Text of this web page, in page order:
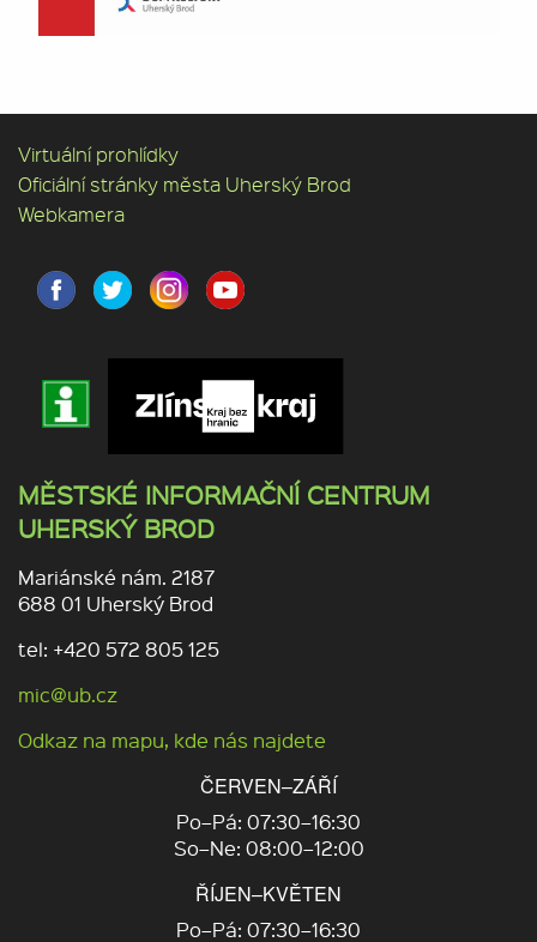
Virtuální prohlídky
Oficiální stránky města Uherský Brod
Webkamera
MĚSTSKÉ INFORMAČNÍ CENTRUM
UHERSKÝ BROD
Mariánské nám. 2187
688 01 Uherský Brod
tel: +420 572 805 125
mic@ub.cz
Odkaz na mapu, kde nás najdete
ČERVEN–ZÁŘÍ
Po–Pá: 07:30–16:30
So–Ne: 08:00–12:00
ŘÍJEN–KVĚTEN
Po–Pá: 07:30–16:30